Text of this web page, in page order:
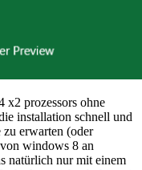
x2 prozessors ohne
installation schnell und
zu erwarten (oder
windows 8 an
natürlich nur mit einem